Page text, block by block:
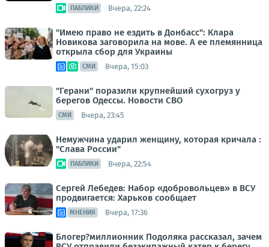
ПАБЛИКИ Вчера, 22:24
"Имею право не ездить в Донбасс": Клара
Новикова заговорила на мове. А ее племянница
открыла сбор для Украины
СМИ Вчера, 15:03
"Герани" поразили крупнейший сухогруз у
берегов Одессы. Новости СВО
СМИ Вчера, 23:45
Немужчина ударил женщину, которая кричала :
"Слава России"
ПАБЛИКИ Вчера, 22:54
Сергей Лебедев: Набор «добровольцев» в ВСУ
продвигается: Харьков сообщает
МНЕНИЯ Вчера, 17:36
Блогер?миллионник Подоляка рассказал, зачем